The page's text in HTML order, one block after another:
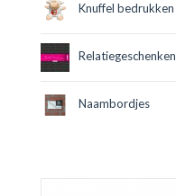
Knuffel bedrukken
Relatiegeschenken
Naambordjes